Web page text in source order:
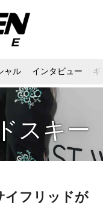
ャル インタビュー
スキー
イフリッドが